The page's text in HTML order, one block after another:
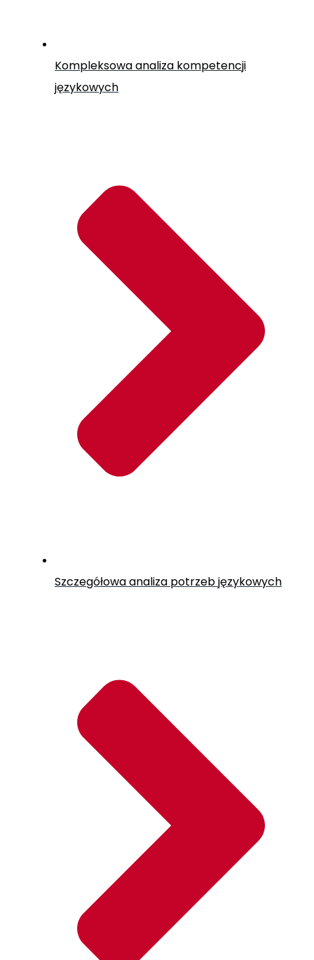
Kompleksowa analiza kompetencji
językowych
Szczegółowa analiza potrzeb językowych